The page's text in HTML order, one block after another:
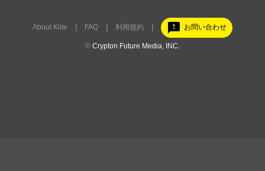
About Kiite FAQ 利用規約 feedback お問い合わせ
© Crypton Future Media, INC.